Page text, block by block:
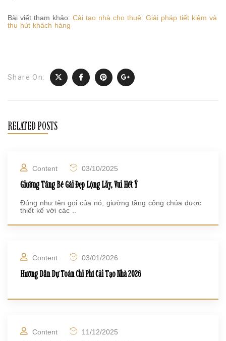
Bài viết tham khảo: Cải tạo nhà cho thuê: Giải pháp tiết kiệm và
thu hút khách hàng
Share On:
RELATED POSTS
Content 03/10/2025
Giường Tầng Bé Gái Đẹp Lộng Lẫy, Vui Hết Ý
Đúng như tên gọi của nó, giường tầng công chúa được
thiết kế với các ..
Content 03/01/2026
Hướng Dẫn Dự Toán Chi Phí Cải Tạo Nhà 2026
Content 11/12/2025